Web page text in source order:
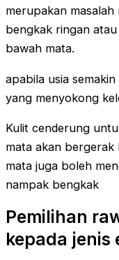
merupakan
bengkak ringan
bawah mata.
apabila usia
yang menyokong
Kulit cenderung
mata akan bergerak
mata juga boleh
nampak bengkak
Pemilihan
kepada jenis